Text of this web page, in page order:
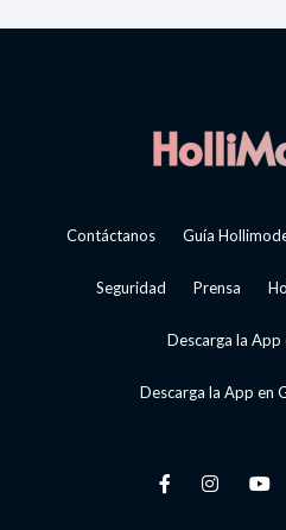
Contáctanos Guía
Seguridad Prensa
Descarga la
Descarga la App en